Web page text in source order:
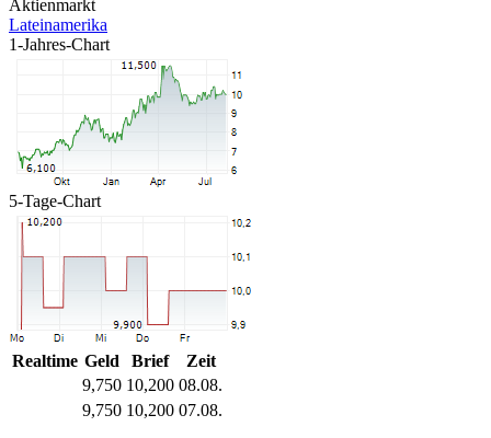
Aktienmarkt
Lateinamerika
1-Jahres-Chart
5-Tage-Chart
Realtime Geld Brief
Zeit
9,750 10,200 08.08.
9,750 10,200 07.08.